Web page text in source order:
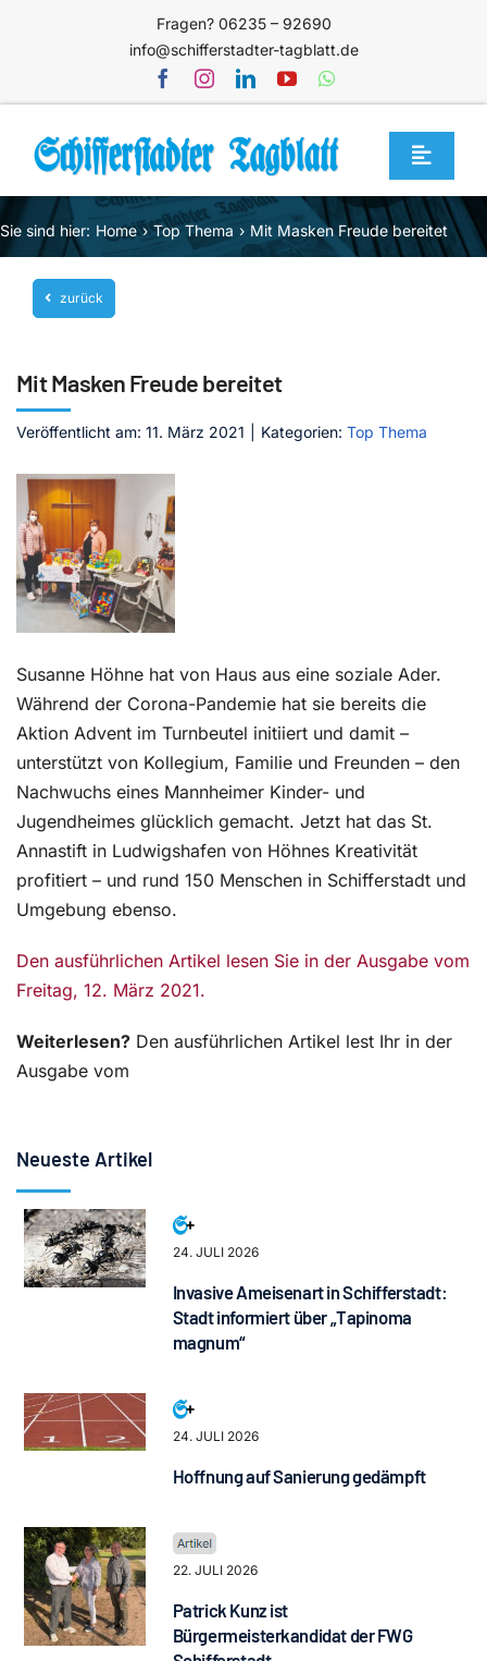
Fragen? 06235 – 92690
info@schifferstadter-tagblatt.de
Toggle
Home
Themen
Blog
Service
Mediathek
Jetzt abonnieren
Kontakt
Sie sind hier: Home Top Thema Mit Masken Freude bereitet
zurück
Mit Masken Freude bereitet
Veröffentlicht am: 11. März 2021 Kategorien: Top Thema
Susanne Höhne hat von Haus aus eine soziale Ader.
Während der Corona-Pandemie hat sie bereits die
Aktion Advent im Turnbeutel initiiert und damit –
unterstützt von Kollegium, Familie und Freunden – den
Nachwuchs eines Mannheimer Kinder- und
Jugendheimes glücklich gemacht. Jetzt hat das St.
Annastift in Ludwigshafen von Höhnes Kreativität
profitiert – und rund 150 Menschen in Schifferstadt und
Umgebung ebenso.
Den ausführlichen Artikel lesen Sie in der Ausgabe vom
Freitag, 12. März 2021.
Weiterlesen? Den ausführlichen Artikel lest Ihr in der
Ausgabe vom
Neueste Artikel
24. JULI 2026
Invasive Ameisenart in Schifferstadt:
Stadt informiert über „Tapinoma
magnum“
24. JULI 2026
Hoffnung auf Sanierung gedämpft
22. JULI 2026
Patrick Kunz ist
Bürgermeisterkandidat der FWG